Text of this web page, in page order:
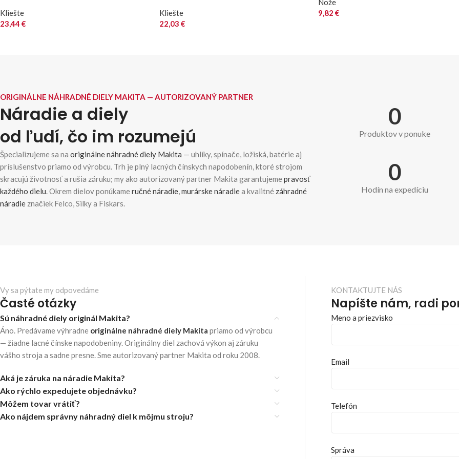
Kliešte
23,44 €
Kliešte
22,03 €
Nože
9,82 €
ORIGINÁLNE NÁHRADNÉ DIELY MAKITA — AUTORIZOVANÝ PARTNER
Náradie a diely
od ľudí, čo im rozumejú
Špecializujeme sa na originálne náhradné diely Makita — uhlíky, spínače, ložiská, batérie aj
príslušenstvo priamo od výrobcu. Trh je plný lacných čínskych napodobenín, ktoré strojom
skracujú životnosť a rušia záruku; my ako autorizovaný partner Makita garantujemepravosť
každého dielu. Okrem dielov ponúkameručné náradie,murárske náradiea kvalitné záhradné
náradie značiek Felco, Silky a Fiskars.
0
Produktov v ponuke
0
Hodín na expedíciu
Vy sa pýtate my odpovedáme
Časté otázky
Sú náhradné diely originál Makita?
Áno. Predávame výhradne originálne náhradné diely Makita priamo od výrobcu
— žiadne lacné čínske napodobeniny. Originálny diel zachová výkon aj záruku
vášho stroja a sadne presne. Sme autorizovaný partner Makita od roku 2008.
Aká je záruka na náradie Makita?
Ako rýchlo expedujete objednávku?
Môžem tovar vrátiť?
Ako nájdem správny náhradný diel k môjmu stroju?
KONTAKTUJTE NÁS
Napíšte nám, radi
Meno a priezvisko
Email
Telefón
Správa